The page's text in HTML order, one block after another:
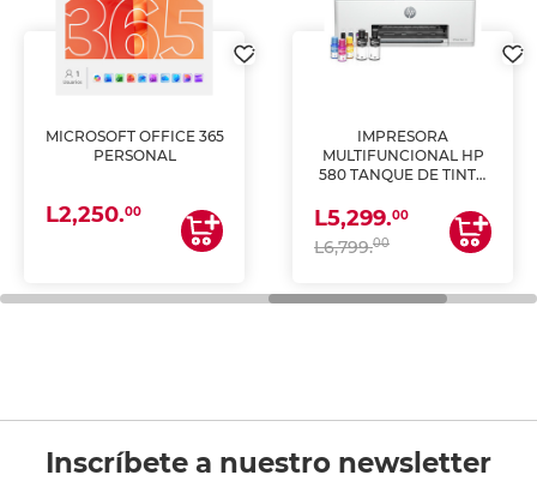
MICROSOFT OFFICE 365
PERSONAL
L2,250.00
IMPRESORA
MULTIFUNCIONAL HP
580 TANQUE DE TINTA
ESCANEA)
L5,299.00
L6,799.00
Inscríbete a nuestro newsletter